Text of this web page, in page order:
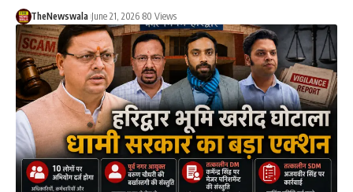
TheNewswala June 21, 2026 80 Views